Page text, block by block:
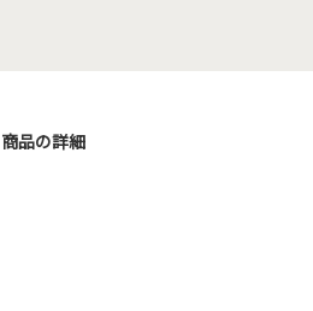
商品の詳細